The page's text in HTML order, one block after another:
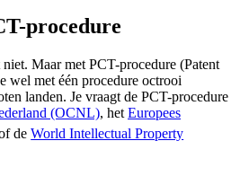
procedure
Maar met PCT-procedure (Patent
wel met één procedure octrooi
landen. Je vraagt de PCT-procedure
(OCNL), het Europees
deWorld Intellectual Property